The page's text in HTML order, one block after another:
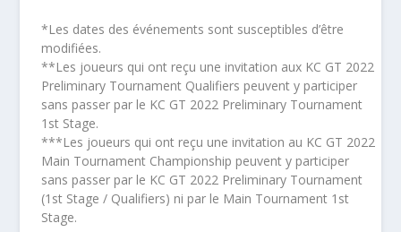
*Les dates des événements sont susceptibles d’être
modifiées.
​**Les joueurs qui ont reçu une invitation aux KC GT 2022
Preliminary Tournament Qualifiers peuvent y participer
sans passer par le KC GT 2022 Preliminary Tournament
1st Stage.
​***Les joueurs qui ont reçu une invitation au KC GT 2022
Main Tournament Championship peuvent y participer
sans passer par le KC GT 2022 Preliminary Tournament
(1st Stage / Qualifiers) ni par le Main Tournament 1st
Stage.